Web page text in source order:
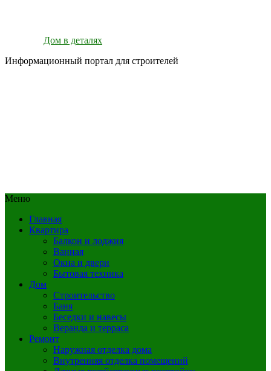
Дом в деталях
Информационный портал для строителей
Меню
Главная
Квартира
Балкон и лоджия
Ванная
Окна и двери
Бытовая техника
Дом
Строительство
Баня
Беседки и навесы
Веранда и терраса
Ремонт
Наружная отделка дома
Внутренняя отделка помещений